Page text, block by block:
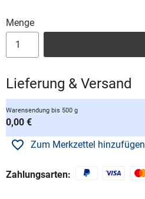
Menge
Lieferung & Versand
Warensendung bis 500 g
0,00 €
Zum Merkzettel hinzufügen
Zahlungsarten: